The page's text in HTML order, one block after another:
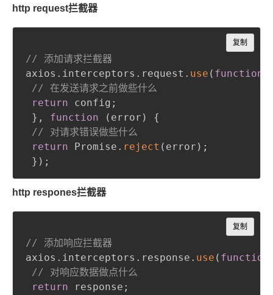
http request拦截器
// 添加请求拦截器
axios . interceptors . request . use ( function
// 在发送请求之前做些什么
return config ;
} , function ( error )
{
// 对请求错误做些什么
return Promise . reject ( error ) ;
} ) ;
复制
Copy
http respones拦截器
// 添加响应拦截器
axios . interceptors . response . use ( function
// 对响应数据做点什么
return response ;
复制
Copy